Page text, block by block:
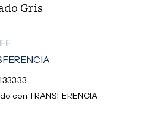
Gris
con TRANSFERENCIA